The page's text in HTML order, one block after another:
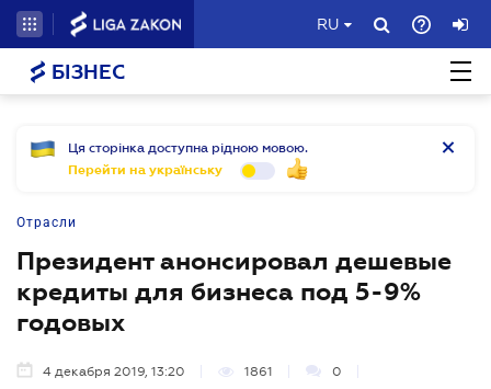
RU
БІЗНЕС
Ця сторінка доступна рідною мовою.
Перейти на українську
Отрасли
Президент анонсировал дешевые
кредиты для бизнеса под 5-9%
годовых
4 декабря 2019, 13:20 1861 0